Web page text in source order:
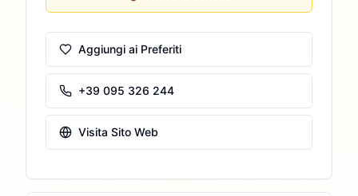
Aggiungi ai Preferiti
+39 095 326 244
Visita Sito Web